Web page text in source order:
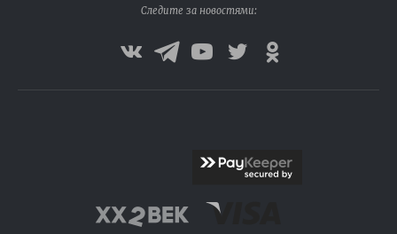
Следите за новостями: